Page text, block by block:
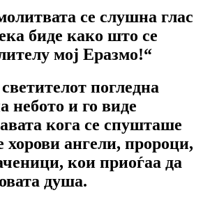
се слушна глас
биде како што се
мој Еразмо!“
погледна
небото и го виде
кога се спушташе
хорови ангели, пророци,
кои приоѓаа да
душа.